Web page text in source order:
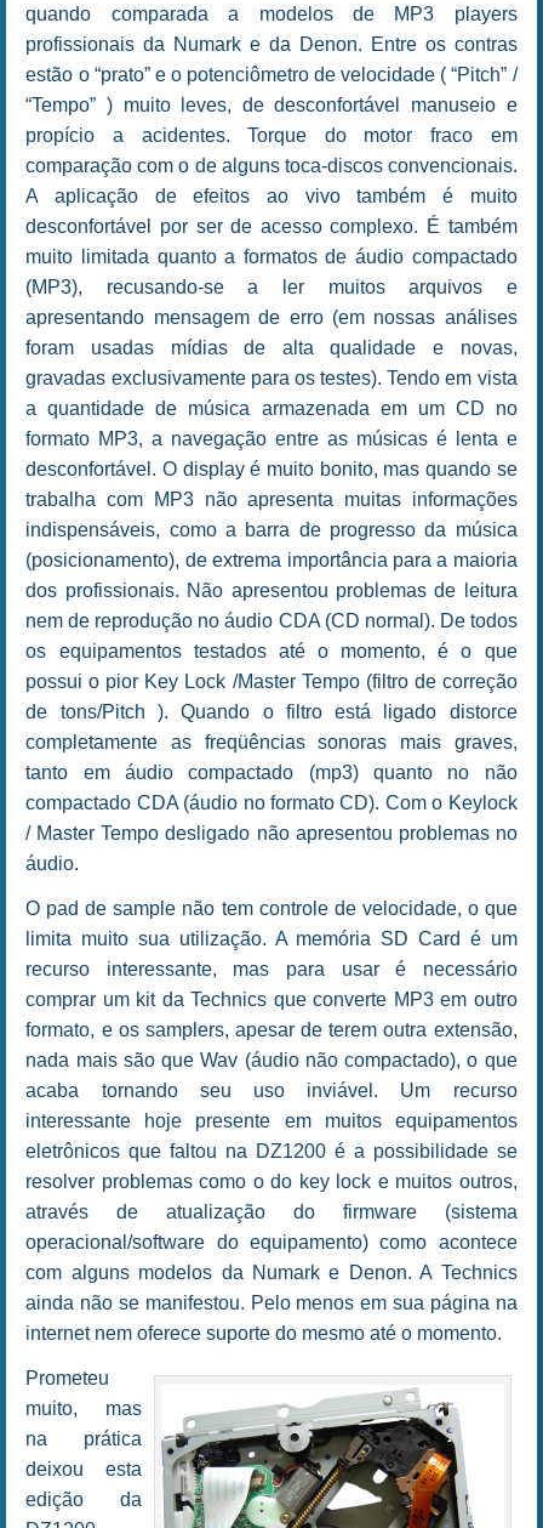
quando comparada a modelos de MP3 players
profissionais da Numark e da Denon. Entre os contras
estão o “prato” e o potenciômetro de velocidade ( “Pitch” /
“Tempo” ) muito leves, de desconfortável manuseio e
propício a acidentes. Torque do motor fraco em
comparação com o de alguns toca-discos convencionais.
A aplicação de efeitos ao vivo também é muito
desconfortável por ser de acesso complexo. É também
muito limitada quanto a formatos de áudio compactado
(MP3), recusando-se a ler muitos arquivos e
apresentando mensagem de erro (em nossas análises
foram usadas mídias de alta qualidade e novas,
gravadas exclusivamente para os testes). Tendo em vista
a quantidade de música armazenada em um CD no
formato MP3, a navegação entre as músicas é lenta e
desconfortável. O display é muito bonito, mas quando se
trabalha com MP3 não apresenta muitas informações
indispensáveis, como a barra de progresso da música
(posicionamento), de extrema importância para a maioria
dos profissionais. Não apresentou problemas de leitura
nem de reprodução no áudio CDA (CD normal). De todos
os equipamentos testados até o momento, é o que
possui o pior Key Lock /Master Tempo (filtro de correção
de tons/Pitch ). Quando o filtro está ligado distorce
completamente as freqüências sonoras mais graves,
tanto em áudio compactado (mp3) quanto no não
compactado CDA (áudio no formato CD). Com o Keylock
/ Master Tempo desligado não apresentou problemas no
áudio.
O pad de sample não tem controle de velocidade, o que
limita muito sua utilização. A memória SD Card é um
recurso interessante, mas para usar é necessário
comprar um kit da Technics que converte MP3 em outro
formato, e os samplers, apesar de terem outra extensão,
nada mais são que Wav (áudio não compactado), o que
acaba tornando seu uso inviável. Um recurso
interessante hoje presente em muitos equipamentos
eletrônicos que faltou na DZ1200 é a possibilidade se
resolver problemas como o do key lock e muitos outros,
através de atualização do firmware (sistema
operacional/software do equipamento) como acontece
com alguns modelos da Numark e Denon. A Technics
ainda não se manifestou. Pelo menos em sua página na
internet nem oferece suporte do mesmo até o momento.
Prometeu
muito, mas
na prática
deixou esta
edição da